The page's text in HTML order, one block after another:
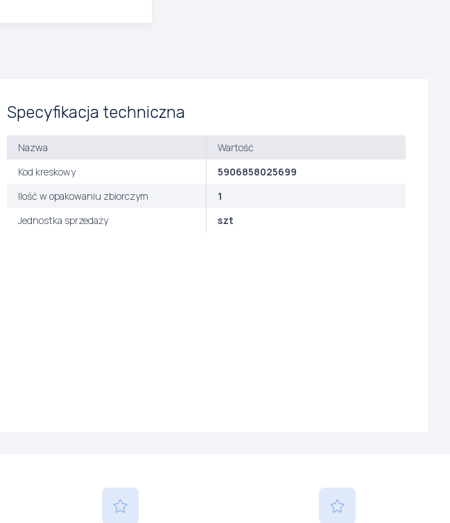
Specyfikacja techniczna
Nazwa
Wartość
Kod kreskowy
5906858025699
Ilość w opakowaniu zbiorczym
1
Jednostka sprzedaży
szt